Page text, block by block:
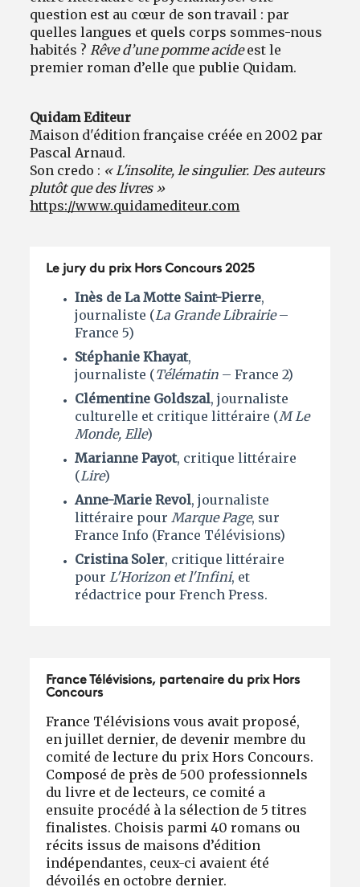
question est au cœur de son travail : par
quelles langues et quels corps sommes-nous
habités ? Rêve d’une pomme acideest le
premier roman d’elle que publie Quidam.
Quidam Editeur
Maison d'édition française créée en 2002 par
Pascal Arnaud.
Son credo : « L'insolite, le singulier. Des auteurs
plutôt que des livres »
https://www.quidamediteur.com
Le jury du prix Hors Concours 2025
Inès de La Motte Saint-Pierre,
journaliste (La Grande Librairie–
France 5)
Stéphanie Khayat,
journaliste (Télématin – France 2)
Clémentine Goldszal, journaliste
culturelle et critique littéraire (M Le
Monde, Elle)
Marianne Payot, critique littéraire
(Lire)
Anne-Marie Revol, journaliste
littéraire pour Marque Page, sur
France Info (France Télévisions)
Cristina Soler, critique littéraire
pour L'Horizon et l'Infini, et
rédactrice pour French Press.
France Télévisions, partenaire du prix Hors
Concours
France Télévisions vous avait proposé,
en juillet dernier, de devenir membre du
comité de lecture du prix Hors Concours.
Composé de près de 500 professionnels
du livre et de lecteurs, ce comité a
ensuite procédé à la sélection de 5 titres
finalistes. Choisis parmi 40 romans ou
récits issus de maisons d’édition
indépendantes, ceux-ci avaient été
dévoilés en octobre dernier.